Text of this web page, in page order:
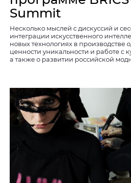
Summit
Несколько мыслей с дискуссий и
интеграции искусственного
новых технологиях в производстве
ценности уникальности и работе с
а также о развитии российской